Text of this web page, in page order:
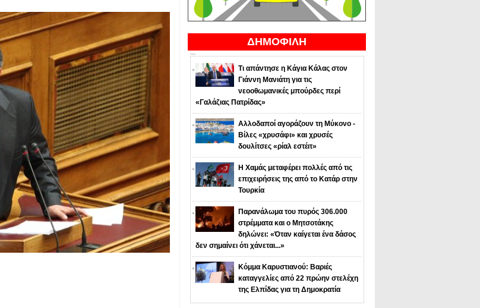
ΔΗΜΟΦΙΛΗ
Τι απάντησε η Κάγια Κάλας στον
Γιάννη Μανιάτη για τις
νεοοθωμανικές μπούρδες περί
«Γαλάζιας Πατρίδας»
Αλλοδαποί αγοράζουν τη Μύκονο -
Βίλες «χρυσάφι» και χρυσές
δουλίτσες «ρίαλ εστέιτ»
Η Χαμάς μεταφέρει πολλές από τις
επιχειρήσεις της από το Κατάρ στην
Τουρκία
Παρανάλωμα του πυρός 306.000
στρέμματα και ο Μητσοτάκης
δηλώνει: «Όταν καίγεται ένα δάσος
δεν σημαίνει ότι χάνεται...»
Κόμμα Καρυστιανού: Βαριές
καταγγελίες από 22 πρώην στελέχη
της Ελπίδας για τη Δημοκρατία